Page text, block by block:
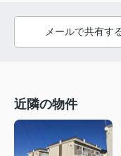
メールで共有す
近隣の物件